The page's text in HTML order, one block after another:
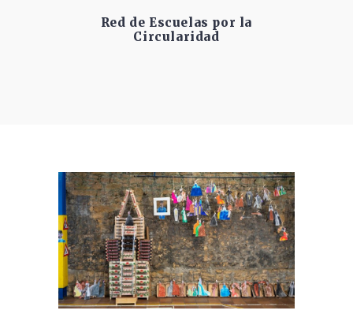
Red de Escuelas por la
Circularidad